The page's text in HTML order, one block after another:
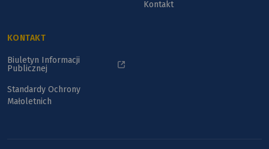
Kontakt
KONTAKT
Biuletyn Informacji
Publicznej
Standardy Ochrony
Małoletnich